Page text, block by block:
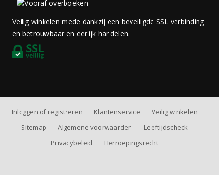
Veilig winkelen mede dankzij een beveiligde SSL verbinding
en betrouwbaar en eerlijk handelen.
Inloggen of registreren Klantenservice
Veilig winkelen
Sitemap
Algemene voorwaarden
Leeftijdscheck
Privacybeleid
Herroepingsrecht